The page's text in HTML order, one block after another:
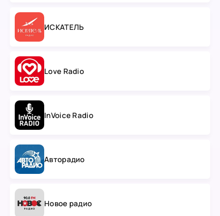
ИСКАТЕЛЬ
Love Radio
InVoice Radio
Авторадио
Новое радио